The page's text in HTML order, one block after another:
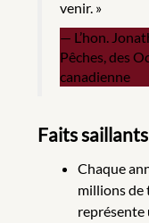
venir. »
L’hon.
Pêches, des
canadienne
Faits saillants
Chaque
millions de
représente